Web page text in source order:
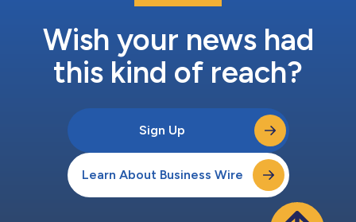
Wish your news had
this kind of reach?
Sign Up
Learn About Business Wire